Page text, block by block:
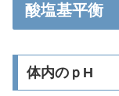
酸塩基平衡
体内のｐH